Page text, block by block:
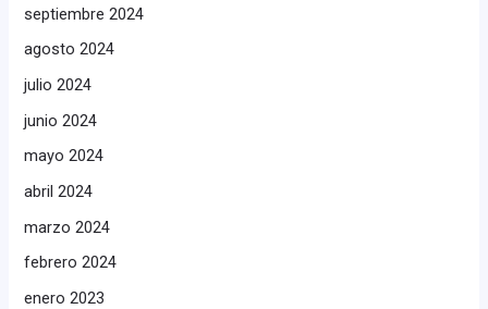
septiembre 2024
agosto 2024
julio 2024
junio 2024
mayo 2024
abril 2024
marzo 2024
febrero 2024
enero 2023